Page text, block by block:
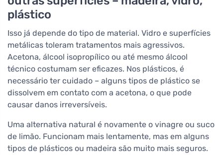
plástico
Isso já depende do tipo de material. Vidro e superfícies
metálicas toleram tratamentos mais agressivos.
Acetona, álcool isopropílico ou até mesmo álcool
técnico costumam ser eficazes. Nos plásticos, é
necessário ter cuidado – alguns tipos de plástico se
dissolvem em contato com a acetona, o que pode
causar danos irreversíveis.
Uma alternativa natural é novamente o vinagre ou suco
de limão. Funcionam mais lentamente, mas em alguns
tipos de plásticos ou madeira são muito mais seguros.